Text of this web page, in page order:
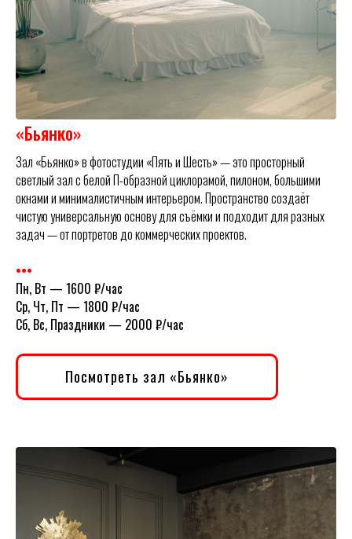
«Бьянко»
Зал «Бьянко» в фотостудии «Пять и Шесть» — это просторный
светлый зал с белой П-образной циклорамой, пилоном, большими
окнами и минималистичным интерьером. Пространство создаёт
чистую универсальную основу для съёмки и подходит для разных
задач — от портретов до коммерческих проектов.
•••
Пн, Вт — 1600 ₽/час
Ср, Чт, Пт — 1800 ₽/час
Сб, Вс, Праздники — 2000 ₽/час
Посмотреть зал «Бьянко»